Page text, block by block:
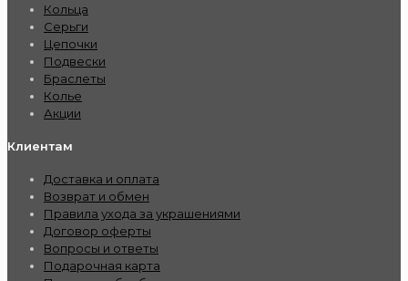
Кольца
Серьги
Цепочки
Подвески
Браслеты
Колье
Акции
Клиентам
Доставка и оплата
Возврат и обмен
Правила ухода за украшениями
Договор оферты
Вопросы и ответы
Подарочная карта